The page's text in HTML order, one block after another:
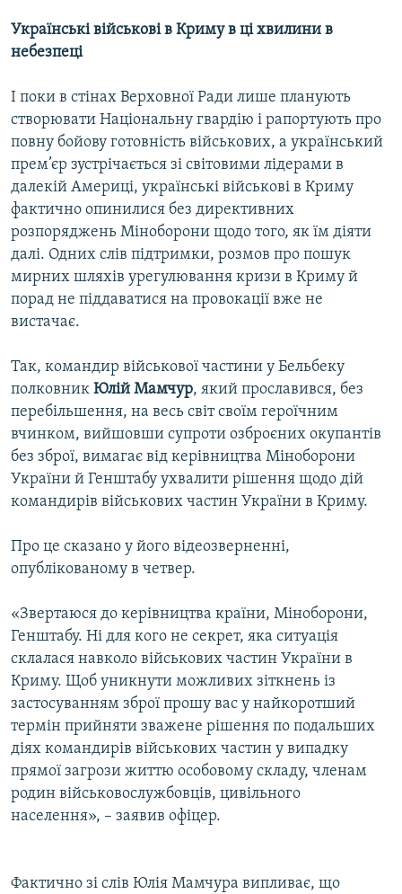
Українські військові в Криму в ці хвилини в
небезпеці
І поки в стінах Верховної Ради лише планують
створювати Національну гвардію і рапортують про
повну бойову готовність військових, а український
прем’єр зустрічається зі світовими лідерами в
далекій Америці, українські військові в Криму
фактично опинилися без директивних
розпоряджень Міноборони щодо того, як їм діяти
далі. Одних слів підтримки, розмов про пошук
мирних шляхів урегулювання кризи в Криму й
порад не піддаватися на провокації вже не
вистачає.
Так, командир військової частини у Бельбеку
полковник Юлій Мамчур, який прославився, без
перебільшення, на весь світ своїм героїчним
вчинком, вийшовши супроти озброєних окупантів
без зброї, вимагає від керівництва Міноборони
України й Генштабу ухвалити рішення щодо дій
командирів військових частин України в Криму.
Про це сказано у його відеозверненні,
опублікованому в четвер.
«Звертаюся до керівництва країни, Міноборони,
Генштабу. Ні для кого не секрет, яка ситуація
склалася навколо військових частин України в
Криму. Щоб уникнути можливих зіткнень із
застосуванням зброї прошу вас у найкоротший
термін прийняти зважене рішення по подальших
діях командирів військових частин у випадку
прямої загрози життю особовому складу, членам
родин військовослужбовців, цивільного
населення», – заявив офіцер.
Фактично зі слів Юлія Мамчура випливає, що